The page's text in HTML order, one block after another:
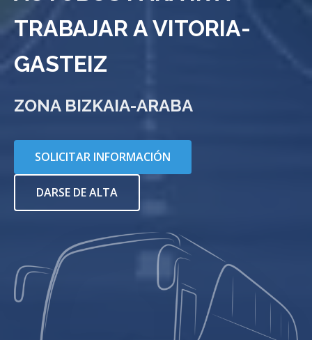
TRABAJAR A VITORIA-
GASTEIZ
ZONA BIZKAIA-ARABA
SOLICITAR INFORMACIÓN
DARSE DE ALTA